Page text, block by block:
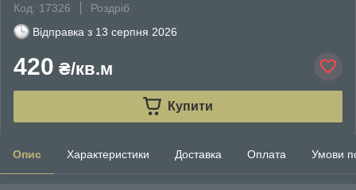
Код: 17326
Роздріб
Відправка з 13 серпня 2026
420 ₴/кв.м
Купити
Опис Характеристики Доставка Оплата Умови